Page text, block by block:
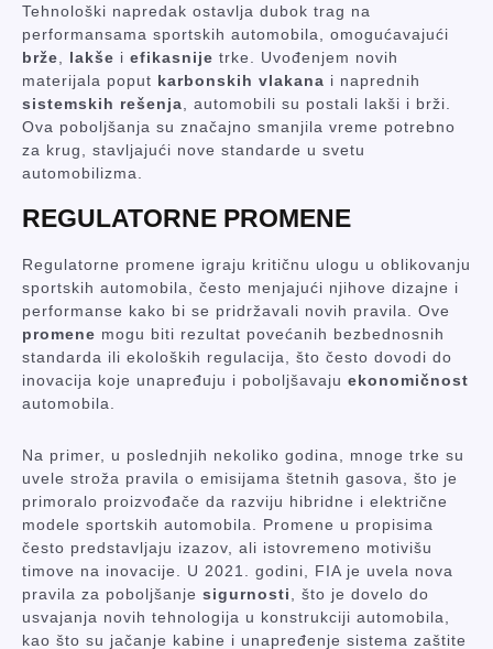
Tehnološki napredak ostavlja dubok trag na
performansama sportskih automobila, omogućavajući
brže
lakše i efikasnije trke. Uvođenjem novih
materijala poput karbonskih vlakana i naprednih
sistemskih rešenja , automobili su postali lakši i brži.
Ova poboljšanja su značajno smanjila vreme potrebno
za krug, stavljajući nove standarde u svetu
automobilizma.
REGULATORNE PROMENE
Regulatorne promene igraju kritičnu ulogu u oblikovanju
sportskih automobila, često menjajući njihove dizajne i
performanse kako bi se pridržavali novih pravila. Ove
promene mogu biti rezultat povećanih bezbednosnih
standarda ili ekoloških regulacija, što često dovodi do
inovacija koje unapređuju i poboljšavaju ekonomičnost
automobila.
Na primer, u poslednjih nekoliko godina, mnoge trke su
uvele stroža pravila o emisijama štetnih gasova, što je
primoralo proizvođače da razviju hibridne i električne
modele sportskih automobila. Promene u propisima
često predstavljaju izazov, ali istovremeno motivišu
timove na inovacije. U 2021. godini, FIA je uvela nova
pravila za poboljšanje sigurnosti
, što je dovelo do
usvajanja novih tehnologija u konstrukciji automobila,
kao što su jačanje kabine i unapređenje sistema zaštite